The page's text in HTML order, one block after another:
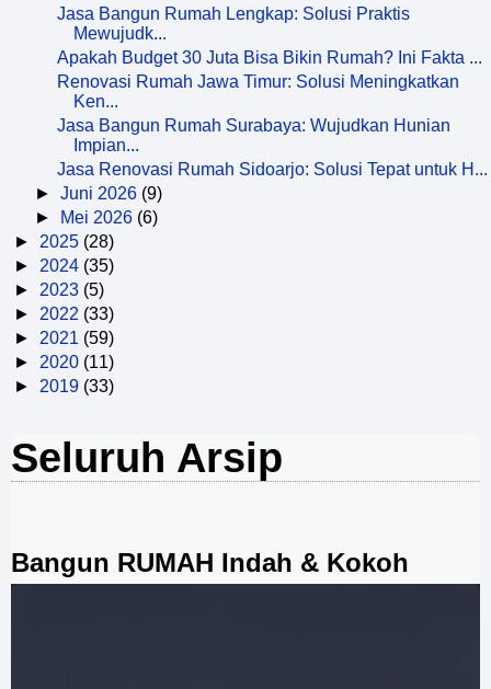
Jasa Bangun Rumah Lengkap: Solusi Praktis
Mewujudk...
Apakah Budget 30 Juta Bisa Bikin Rumah? Ini Fakta ...
Renovasi Rumah Jawa Timur: Solusi Meningkatkan
Ken...
Jasa Bangun Rumah Surabaya: Wujudkan Hunian
Impian...
Jasa Renovasi Rumah Sidoarjo: Solusi Tepat untuk H...
►Juni 2026 (9)
►
Mei 2026 (6)
► 2025 (28)
► 2024 (35)
► 2023 (5)
► 2022 (33)
► 2021 (59)
► 2020 (11)
► 2019 (33)
Seluruh Arsip
Bangun RUMAH Indah & Kokoh